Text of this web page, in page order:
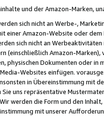
und der Amazon-Marken,
sich nicht an Werbe-,
einer Amazon-Website oder
sich nicht an
(einschließlich Amazon-
physischen Dokumenten oder in
Websites einfügen.
in Übereinstimmung mit
uns repräsentative
werden die Form und den
mit unserer